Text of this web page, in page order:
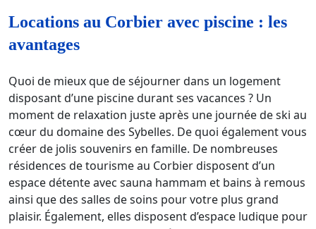
Locations au Corbier avec piscine : les
avantages
Quoi de mieux que de séjourner dans un logement
disposant d’une piscine durant ses vacances ? Un
moment de relaxation juste après une journée de ski au
cœur du domaine des Sybelles. De quoi également vous
créer de jolis souvenirs en famille. De nombreuses
résidences de tourisme au Corbier disposent d’un
espace détente avec sauna hammam et bains à remous
ainsi que des salles de soins pour votre plus grand
plaisir. Également, elles disposent d’espace ludique pour